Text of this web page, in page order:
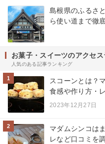
島根県のふるさ
ら使い道まで徹
お菓子・スイーツのアクセ
人気のある記事ランキング
1
スコーンとは？
食感や作り方・
2023年12月27日
2
マダムシンコは
レなど口コミを